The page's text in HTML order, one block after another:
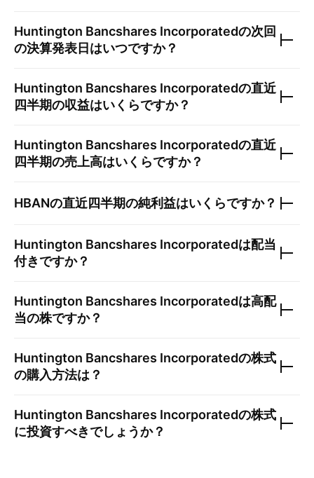
Huntington Bancshares Incorporatedの次回
の決算発表日はいつですか？
Huntington Bancshares Incorporatedの直近
四半期の収益はいくらですか？
Huntington Bancshares Incorporatedの直近
四半期の売上高はいくらですか？
HBANの直近四半期の純利益はいくらですか？
Huntington Bancshares Incorporatedは配当
付きですか？
Huntington Bancshares Incorporatedは高配
当の株ですか？
Huntington Bancshares Incorporatedの株式
の購入方法は？
Huntington Bancshares Incorporatedの株式
に投資すべきでしょうか？